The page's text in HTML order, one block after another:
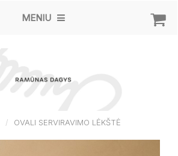
MENIU
OVALI SERVIRAVIMO LĖKŠTĖ